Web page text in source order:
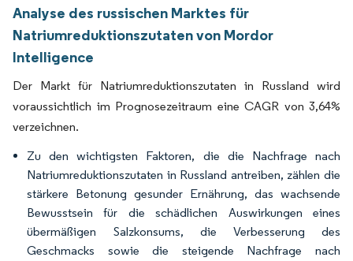
Analyse des russischen Marktes für
Natriumreduktionszutaten von Mordor
Intelligence
Der Markt für Natriumreduktionszutaten in Russland wird
voraussichtlich im Prognosezeitraum eine CAGR von 3,64%
verzeichnen.
Zu den wichtigsten Faktoren, die die Nachfrage nach
Natriumreduktionszutaten in Russland antreiben, zählen die
stärkere Betonung gesunder Ernährung, das wachsende
Bewusstsein für die schädlichen Auswirkungen eines
übermäßigen Salzkonsums, die Verbesserung des
Geschmacks sowie die steigende Nachfrage nach